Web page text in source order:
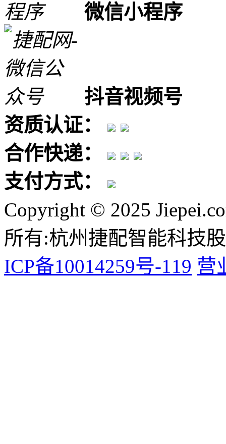
微信小程序
抖音视频号
资质认证：
合作快递：
支付方式：
Copyright © 2025
所有:杭州捷配智能科技
ICP备10014259号-119 营